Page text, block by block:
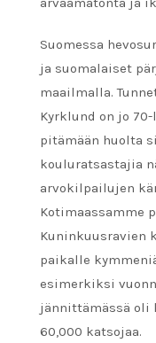
Suomessa
ja suomalaiset
maailmalla.
Kyrklund on jo
pitämään huolta
kouluratsastajia
arvokilpailujen
Kotimaassamme
Kuninkuusravien
paikalle
esimerkiksi
jännittämässä oli
60,000 katsojaa.